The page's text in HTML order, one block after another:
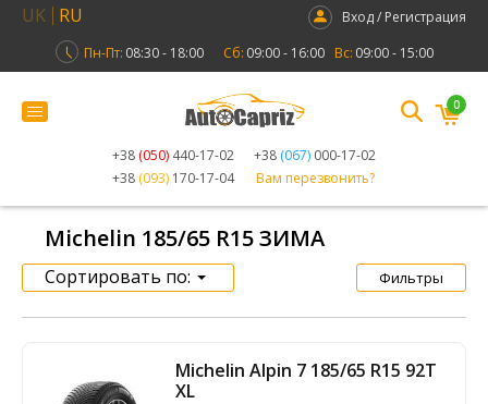
UK RU
Вход / Регистрация
Пн-Пт: 08:30 - 18:00 Сб: 09:00 - 16:00 Вс: 09:00 - 15:00
+38 (050) 440-17-02 +38 (067) 000-17-02
+38 (093) 170-17-04 Вам перезвонить?
0
Michelin 185/65 R15 ЗИМА
Сортировать по: Фильтры
Michelin Alpin 7 185/65 R15 92T
XL